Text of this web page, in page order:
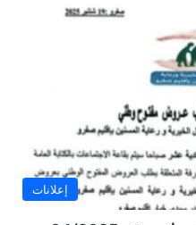
إعلانات